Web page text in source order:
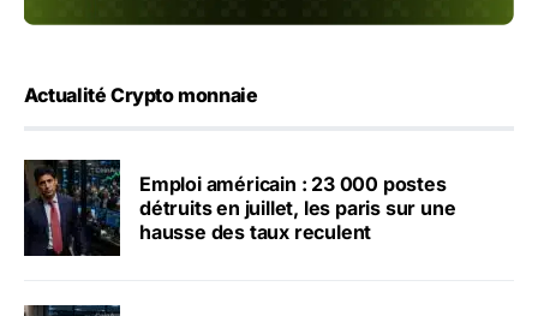
Actualité Crypto monnaie
Emploi américain : 23 000 postes
détruits en juillet, les paris sur une
hausse des taux reculent